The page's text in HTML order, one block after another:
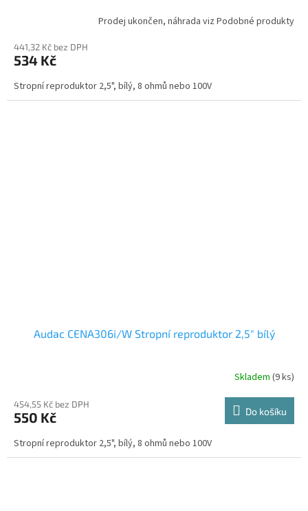
Prodej ukončen, náhrada viz Podobné produkty
441,32 Kč bez DPH
534 Kč
Stropní reproduktor 2,5", bílý, 8 ohmů nebo 100V
Audac CENA306i/W Stropní reproduktor 2,5" bílý
Skladem (9 ks)
454,55 Kč bez DPH
550 Kč Do košíku
Stropní reproduktor 2,5", bílý, 8 ohmů nebo 100V